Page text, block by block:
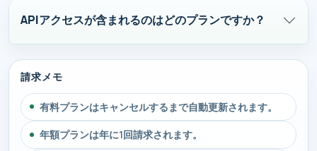
APIアクセスが含まれるのはどのプランですか？
請求メモ
有料プランはキャンセルするまで自動更新されます。
年額プランは年に1回請求されます。